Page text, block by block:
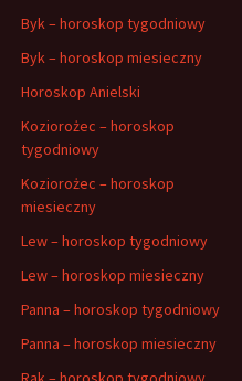
Byk – horoskop tygodniowy
Byk – horoskop miesieczny
Horoskop Anielski
Koziorożec – horoskop
tygodniowy
Koziorożec – horoskop
miesieczny
Lew – horoskop tygodniowy
Lew – horoskop miesieczny
Panna – horoskop tygodniowy
Panna – horoskop miesieczny